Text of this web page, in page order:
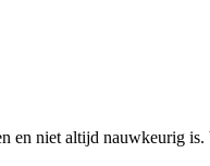
en niet altijd nauwkeurig